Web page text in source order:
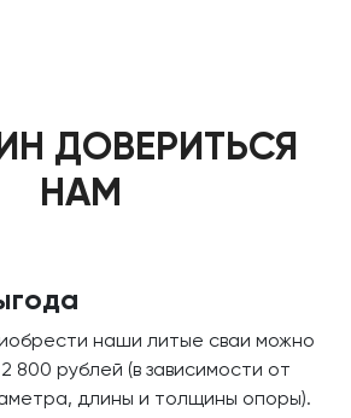
ДОВЕРИТЬСЯ
НАМ
наши литые сваи можно
800 рублей (в зависимости от
длины и толщины опоры).